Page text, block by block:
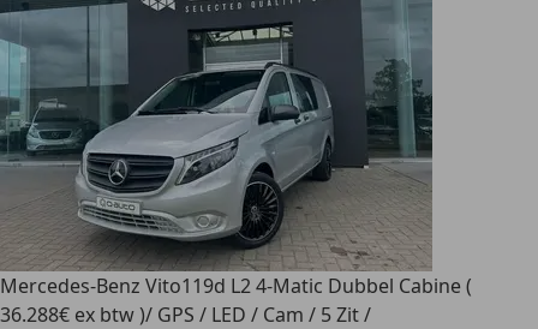
Mercedes-Benz Vito119d L2 4-Matic Dubbel Cabine (
36.288€ ex btw )/ GPS / LED / Cam / 5 Zit /